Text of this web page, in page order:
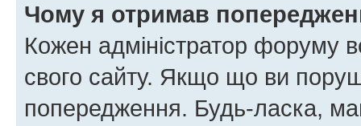
Чому я отримав
Кожен адміністратор форуму
свого сайту. Якщо що ви
попередження. Будь-ласка,